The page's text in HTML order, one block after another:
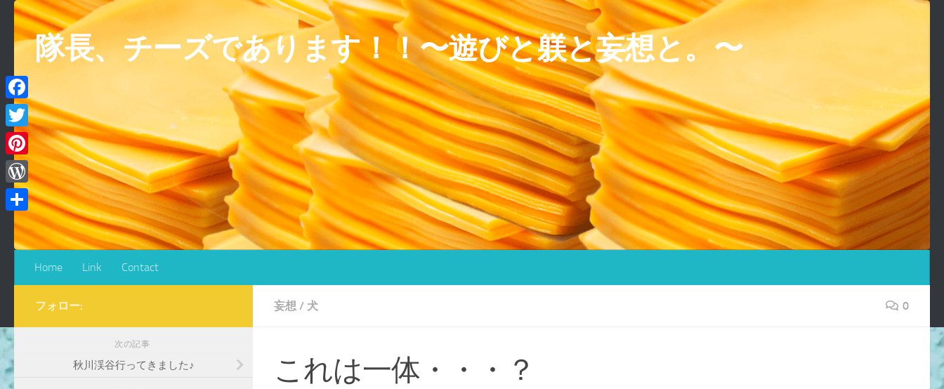
コンテンツへスキップ
隊長、チーズであります！！〜遊びと躾と妄想と。〜
Home Link Contact
妄想 / 犬 0
これは一体・・・？
フォロー:
次の記事
秋川渓谷行ってきました♪
Facebook
Twitter
Pinterest
WordPress
共
有